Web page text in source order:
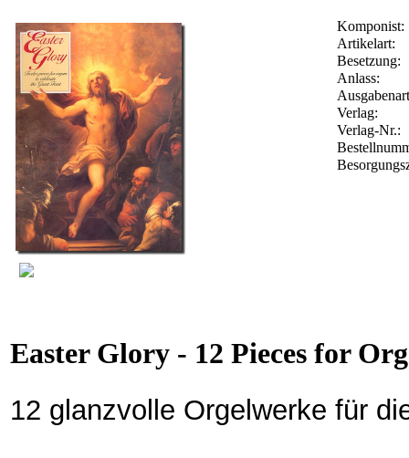
Komponist:
Artikelart:
Besetzung:
Anlass:
Verlag:
Verlag-Nr.:
Easter Glory - 12 Pieces for
12 glanzvolle Orgelwerke für